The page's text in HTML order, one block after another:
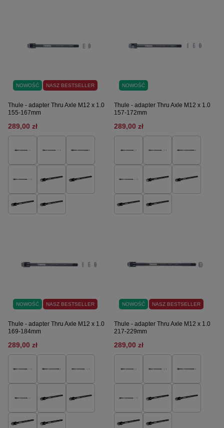
NOWOŚĆ NASZ BESTSELLER
Thule - adapter Thru Axle M12 x 1.0
155-167mm
289,00 zł
NOWOŚĆ
Thule - adapter Thru Axle M12 x 1.0
157-172mm
289,00 zł
NOWOŚĆ NASZ BESTSELLER
Thule - adapter Thru Axle M12 x 1.0
169-184mm
289,00 zł
NOWOŚĆ NASZ BESTSELLER
Thule - adapter Thru Axle M12 x 1.0
217-229mm
289,00 zł